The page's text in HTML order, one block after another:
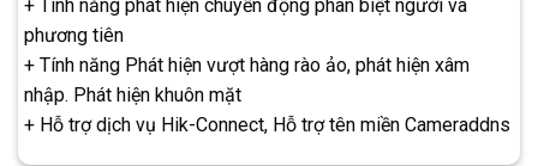
+ Tính năng phát hiện chuyển động phân biệt người và
phương tiên
+ Tính năng Phát hiện vượt hàng rào ảo, phát hiện xâm
nhập. Phát hiện khuôn mặt
+ Hỗ trợ dịch vụ Hik-Connect, Hỗ trợ tên miền Cameraddns